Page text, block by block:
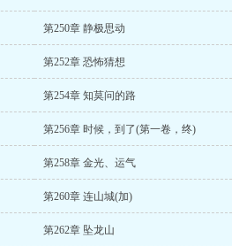
第250章 静极思动
第252章 恐怖猜想
第254章 知莫问的路
第256章 时候，到了(第一卷，终)
第258章 金光、运气
第260章 连山城(加)
第262章 坠龙山